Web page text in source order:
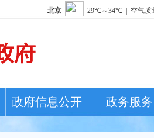
政府信息公开 政务服务